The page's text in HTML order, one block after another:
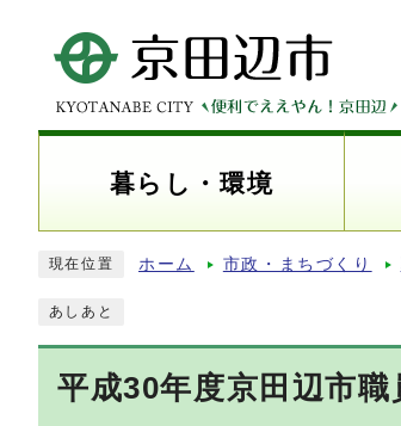
暮らし・環境
現在位置 ホーム 市政・まちづくり
あしあと
平成30年度京田辺市